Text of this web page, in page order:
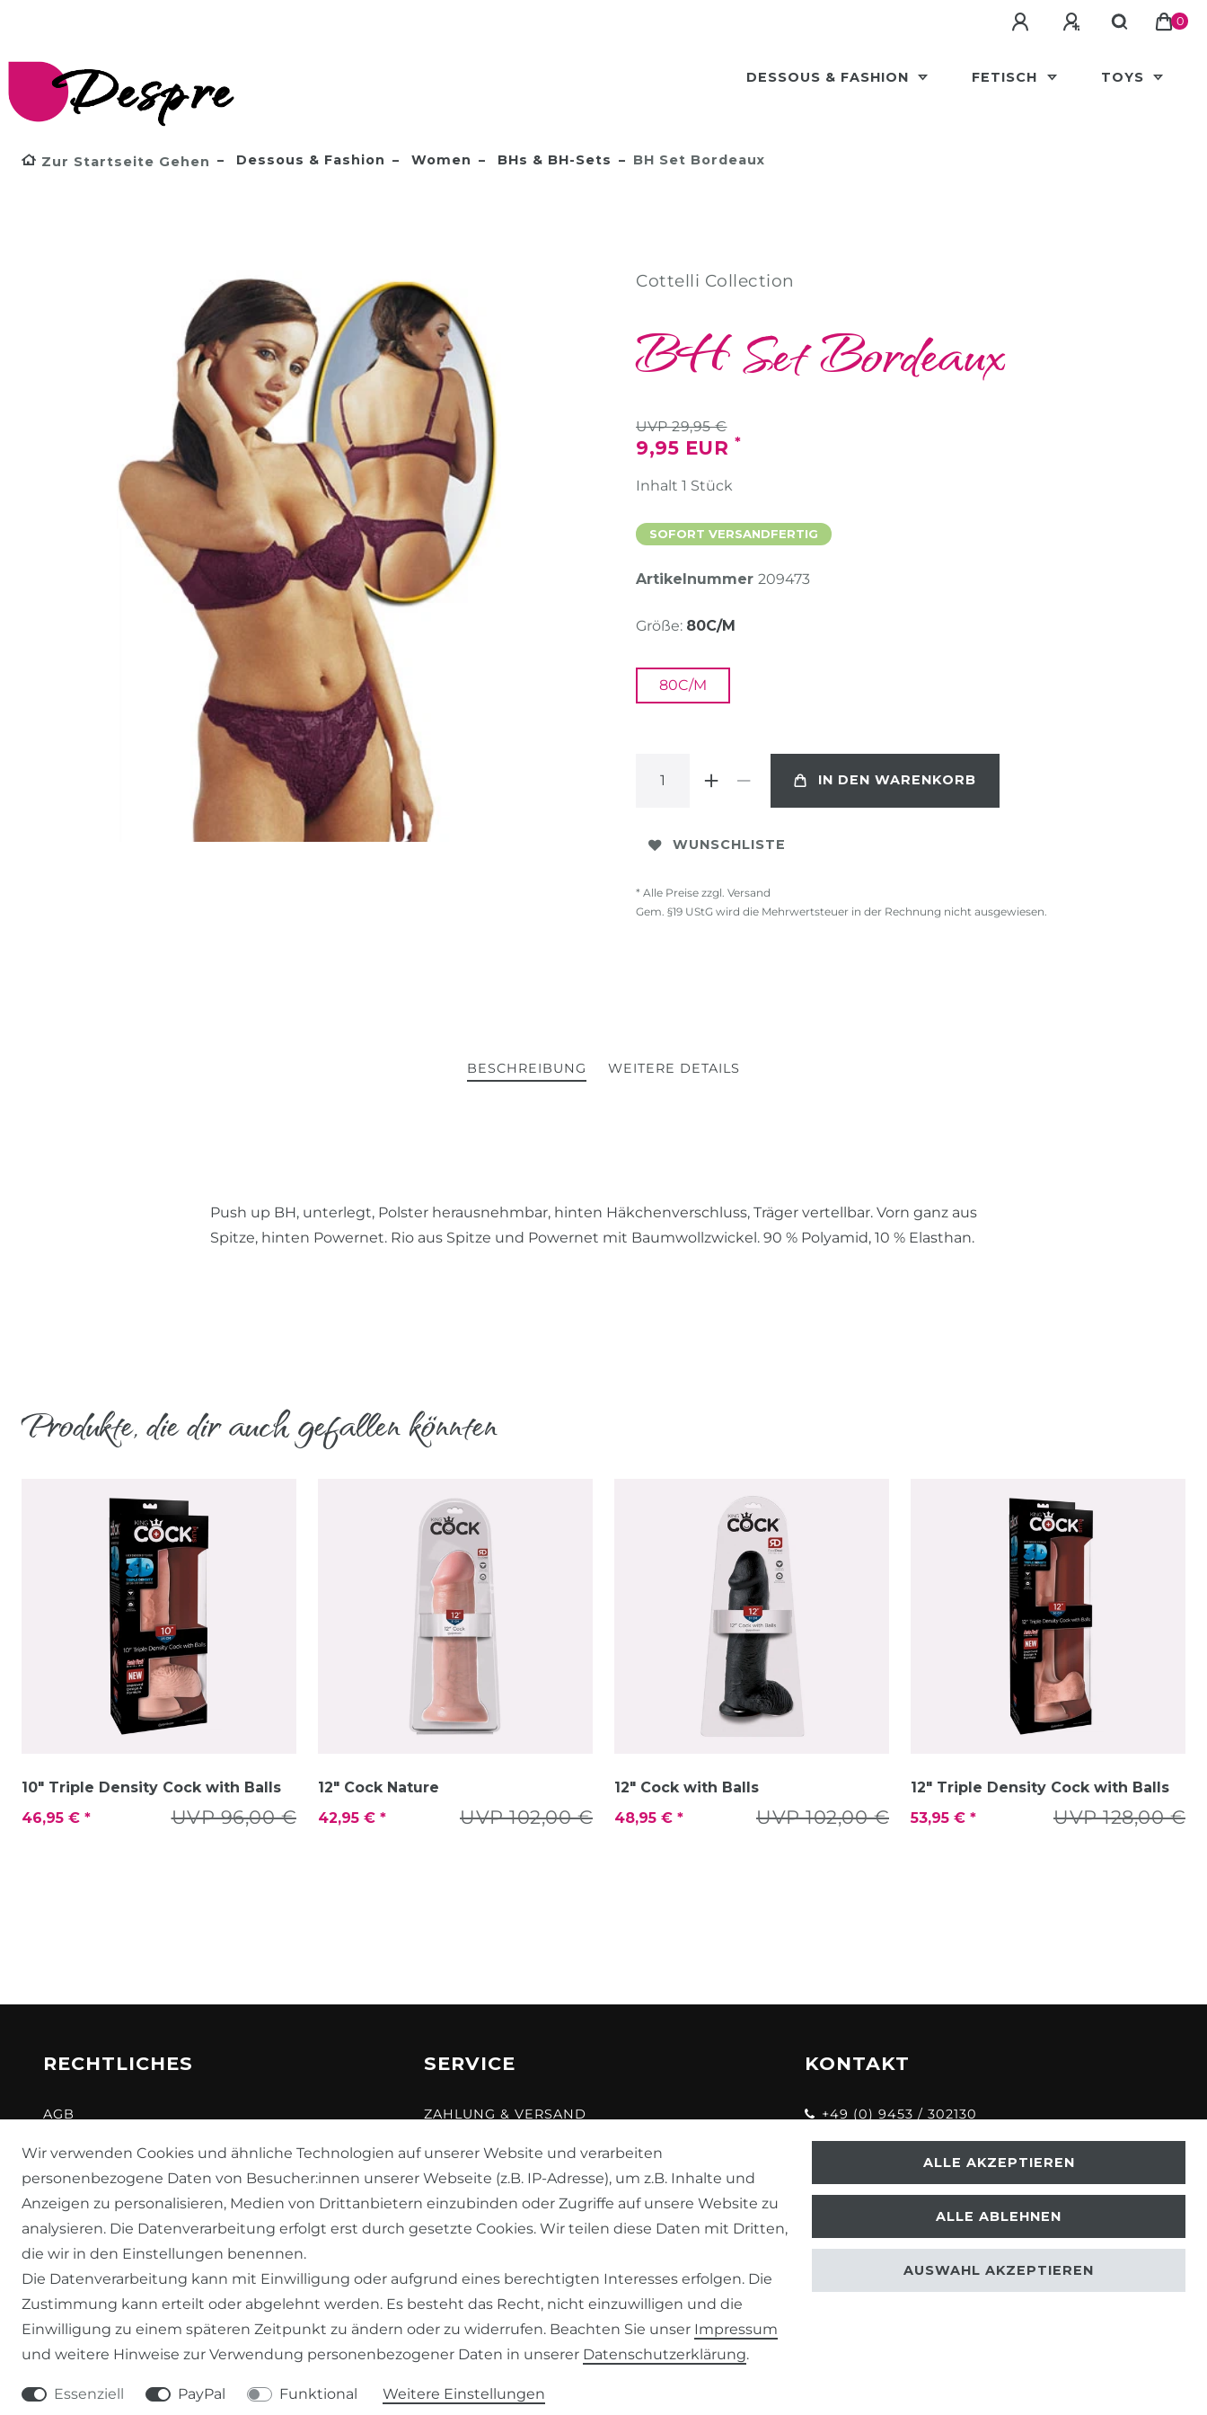
0
DESSOUS & FASHION FETISCH TOYS
Zur Startseite Gehen Dessous & Fashion Women BHs & BH-Sets BH Set Bordeaux
Cottelli Collection
BH Set Bordeaux
UVP 29,95 €
9,95 EUR *
Inhalt 1 Stück
SOFORT VERSANDFERTIG
Artikelnummer 209473
Größe: 80C/M
80C/M
IN DEN WARENKORB
WUNSCHLISTE
* Alle Preise zzgl. Versand
Gem. §19 UStG wird die Mehrwertsteuer in der Rechnung nicht ausgewiesen.
BESCHREIBUNG WEITERE DETAILS
Push up BH, unterlegt, Polster herausnehmbar, hinten Häkchenverschluss, Träger vertellbar. Vorn ganz aus
Spitze, hinten Powernet. Rio aus Spitze und Powernet mit Baumwollzwickel. 90 % Polyamid, 10 % Elasthan.
Produkte, die dir auch gefallen könnten
10" Triple Density Cock with Balls
UVP 96,00 €
46,95 € *
12" Cock Nature
UVP 102,00 €
42,95 € *
12" Cock with Balls
UVP 102,00 €
48,95 € *
12" Triple Density Cock with Balls
UVP 128,00 €
53,95 € *
RECHTLICHES
AGB
WIDERRUFSRECHT
DATENSCHUTZERKLÄRUNG
IMPRESSUM
SERVICE
ZAHLUNG & VERSAND
KONTAKT
VERTRAG WIDERRUFEN
KONTAKT
+49 (0) 9453 / 302130
© 2026 Despre | Design by neoprisma
Gem. §19 UStG wird die Mehrwertsteuer in der Rechnung nicht ausgewiesen.
Wir verwenden Cookies und ähnliche Technologien auf unserer Website und verarbeiten
personenbezogene Daten von Besucher:innen unserer Webseite (z.B. IP-Adresse), um z.B. Inhalte und
Anzeigen zu personalisieren, Medien von Drittanbietern einzubinden oder Zugriffe auf unsere Website zu
analysieren. Die Datenverarbeitung erfolgt erst durch gesetzte Cookies. Wir teilen diese Daten mit Dritten,
die wir in den Einstellungen benennen.
Die Datenverarbeitung kann mit Einwilligung oder aufgrund eines berechtigten Interesses erfolgen. Die
Zustimmung kann erteilt oder abgelehnt werden. Es besteht das Recht, nicht einzuwilligen und die
Einwilligung zu einem späteren Zeitpunkt zu ändern oder zu widerrufen. Beachten Sie unser Impressum
und weitere Hinweise zur Verwendung personenbezogener Daten in unserer Daten­schutz­erklärung.
Essenziell PayPal Funktional Weitere Einstellungen
ALLE AKZEPTIEREN
ALLE ABLEHNEN
AUSWAHL AKZEPTIEREN